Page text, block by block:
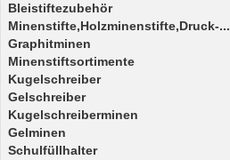
Bleistiftezubehör
Minenstifte,Holzminenstifte,Druck-...
Graphitminen
Minenstiftsortimente
Kugelschreiber
Gelschreiber
Kugelschreiberminen
Gelminen
Schulfüllhalter